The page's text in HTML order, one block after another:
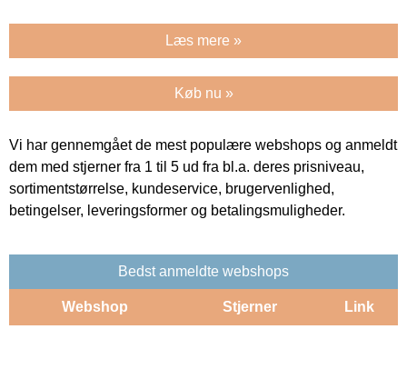
Læs mere »
Køb nu »
Vi har gennemgået de mest populære webshops og anmeldt
dem med stjerner fra 1 til 5 ud fra bl.a. deres prisniveau,
sortimentstørrelse, kundeservice, brugervenlighed,
betingelser, leveringsformer og betalingsmuligheder.
Bedst anmeldte webshops
Webshop Stjerner Link